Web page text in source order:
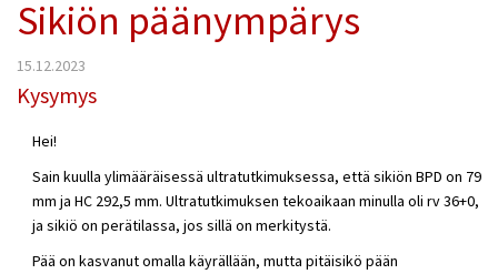
Sikiön päänympärys
15.12.2023
Kysymys
Hei!
Sain kuulla ylimääräisessä ultratutkimuksessa, että sikiön BPD on 79
mm ja HC 292,5 mm. Ultratutkimuksen tekoaikaan minulla oli rv 36+0,
ja sikiö on perätilassa, jos sillä on merkitystä.
Pää on kasvanut omalla käyrällään, mutta pitäisikö pään